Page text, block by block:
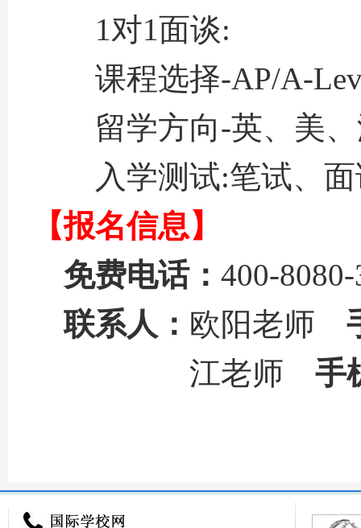
1对1面谈:
课程选择-AP/A-
留学方向-英、美、
入学测试:笔试、面
【报名信息】
免费电话： 400-
联系人： 欧阳老师
江老师 手